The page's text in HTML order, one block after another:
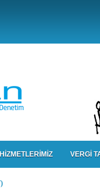
HİZMETLERİMİZ VERGİ